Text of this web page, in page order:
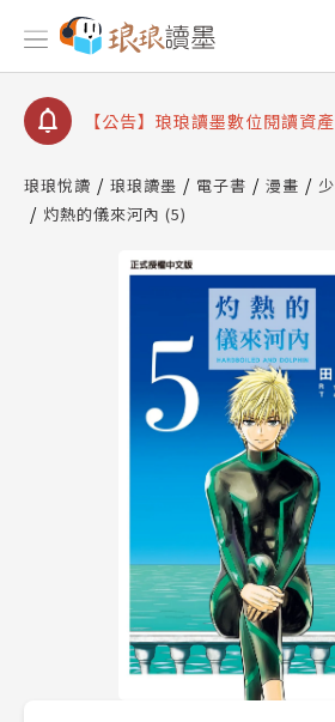
【公告】琅琅書店服務升級重
查詢
【公告】8/10、8/13 行動網路
【公告】琅琅讀墨數位閱讀資
【公告】琅琅讀墨 3 分鐘完成
請圖文教學
【公告】琅琅書店服務升級重
【公告】8/10、8/13 行動網路
琅琅悅讀 琅琅讀墨 電子書 漫畫
灼熱的儀來河內 (5)